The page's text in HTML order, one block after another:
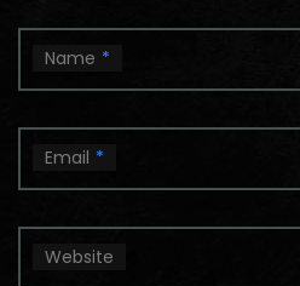
Name *
Email *
Website